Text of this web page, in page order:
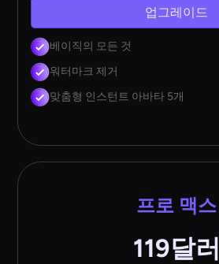
업그레이드
베이직의 모든 것
워터마크 제거
맞춤형 인스턴트 아바타 5개
프로 맥스
119달러